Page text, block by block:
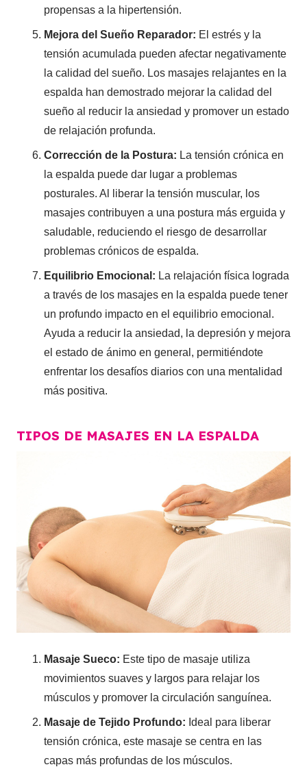
propensas a la hipertensión.
Mejora del Sueño Reparador: El estrés y la
tensión acumulada pueden afectar negativamente
la calidad del sueño. Los masajes relajantes en la
espalda han demostrado mejorar la calidad del
sueño al reducir la ansiedad y promover un estado
de relajación profunda.
Corrección de la Postura: La tensión crónica en
la espalda puede dar lugar a problemas
posturales. Al liberar la tensión muscular, los
masajes contribuyen a una postura más erguida y
saludable, reduciendo el riesgo de desarrollar
problemas crónicos de espalda.
Equilibrio Emocional: La relajación física lograda
a través de los masajes en la espalda puede tener
un profundo impacto en el equilibrio emocional.
Ayuda a reducir la ansiedad, la depresión y mejora
el estado de ánimo en general, permitiéndote
enfrentar los desafíos diarios con una mentalidad
más positiva.
TIPOS DE MASAJES EN LA ESPALDA
Masaje Sueco: Este tipo de masaje utiliza
movimientos suaves y largos para relajar los
músculos y promover la circulación sanguínea.
Masaje de Tejido Profundo: Ideal para liberar
tensión crónica, este masaje se centra en las
capas más profundas de los músculos.